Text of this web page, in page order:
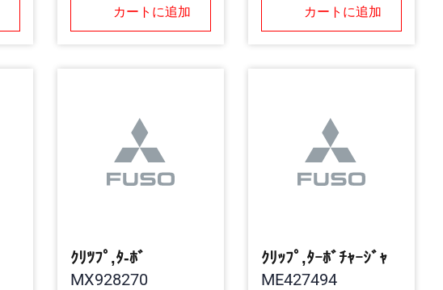
カートに追加 カートに追加
ｸﾘﾂﾌﾟ,ﾀ-ﾎﾞ
MX928270
ｸﾘｯﾌﾟ,ﾀｰﾎﾞﾁｬｰｼﾞｬ
ME427494